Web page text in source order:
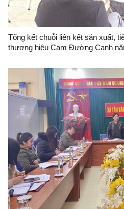
Tổng kết chuỗi liên kết sản xuất, tiêu thụ
thương hiệu Cam Đường Canh